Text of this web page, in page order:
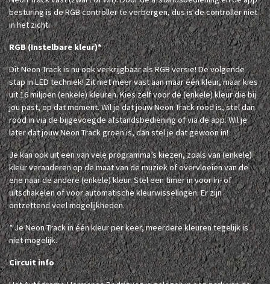
besturing is de RGB controller te verbergen, dus is de controller niet
in het zicht.
RGB (Instelbare kleur)*
Dit Neon Track is nu ook verkrijgbaar als RGB versie! De volgende
stap in LED techniek! Zit niet meer vast aan maar één kleur, maar kies
uit 16 miljoen (enkele) kleuren. Kies zelf voor de (enkele) kleur die bij
jou past, op dat moment. Wil je dat jouw Neon Track rood is, stel dan
rood in via de bijgevoegde afstandsbediening of via de app. Wil je
later dat jouw Neon Track groen is, dan stel je dat gewoon in!
Je kan ook uit een van vele programma’s kiezen, zoals van (enkele)
kleur veranderen op de maat van de muziek of overvloeien van de
ene naar de andere (enkele) kleur. Stel een timer in voor in- of
uitschakelen of voor automatische kleurwisselingen. Er zijn
ontzettend veel mogelijkheden.
* Je Neon Track in één kleur per keer, meerdere kleuren tegelijk is
niet mogelijk.
Circuit info